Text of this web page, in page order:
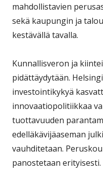
mahdollistavien
sekä kaupungin ja
kestävällä tavalla.
Kunnallisveron ja
pidättäydytään.
investointikykyä
innovaatiopolitiikkaa
tuottavuuden
edelläkävijäaseman
vauhditetaan.
panostetaan erityisesti.